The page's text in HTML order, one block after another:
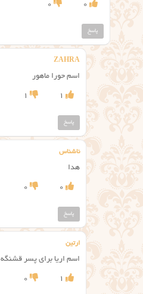
0
0
پاسخ
ZAHRA
اسم حورا ماهور
1
1
پاسخ
ناشناس
هدا
0
0
پاسخ
ارتین
اسم اریا برای پسر قشنگه
1
0